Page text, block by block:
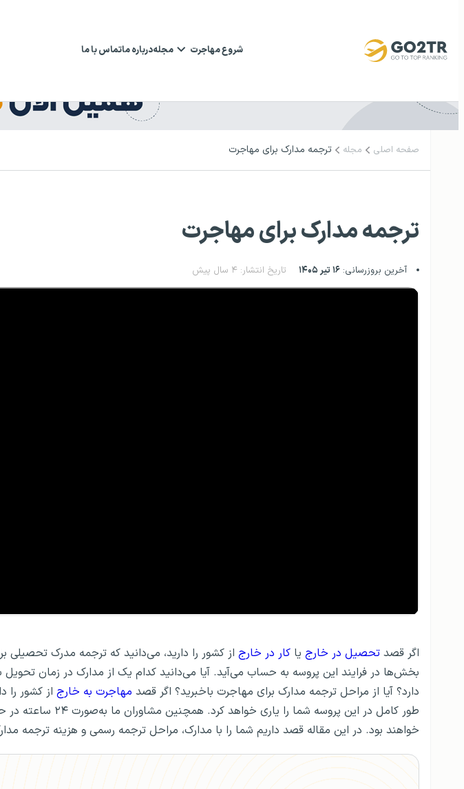
شروع مهاجرت مجلهدرباره ماتماس با ما
صفحه اصلی مجله ترجمه مدارک برای مهاجرت
ترجمه مدارک برای مهاجرت
آخرین بروزرسانی: ۱۶ تیر ۱۴۰۵ تاریخ انتشار: ۴ سال پیش
اگر قصد تحصیل در خارج یا کار در خارج از کشور را دارید، می‌دانید که ترجمه مدرک تحصیلی
بخش‌ها در فرایند این پروسه به حساب می‌آید. آیا می‌دانید کدام یک از مدارک در زمان تحویل
دارد؟ آیا از مراحل ترجمه مدارک برای مهاجرت باخبرید؟ اگر قصد مهاجرت به خارج از کشور را
طور کامل در این پروسه شما
خواهند بود. در این مقاله قصد داریم شما را با مدارک، مراحل ترجمه رسمی و هزینه ترجمه